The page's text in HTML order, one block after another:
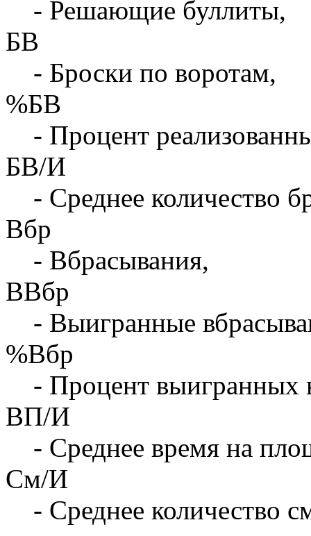
- Решающие буллиты,
БВ
- Броски по воротам,
%БВ
- Процент
БВ/И
- Среднее количество
Вбр
- Вбрасывания,
ВВбр
- Выигранные
%Вбр
- Процент выигранных
ВП/И
- Среднее время на
См/И
- Среднее количество